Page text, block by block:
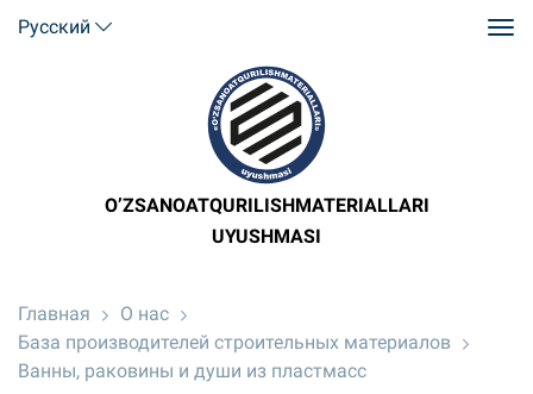
Русский
O’ZSANOATQURILISHMATERIALLARI
UYUSHMASI
Главная
О нас
База производителей строительных материалов
Ванны, раковины и души из пластмасс